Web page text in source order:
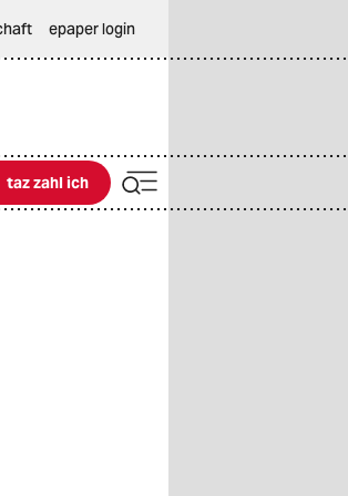
epaper login
ich
taz zahl ich